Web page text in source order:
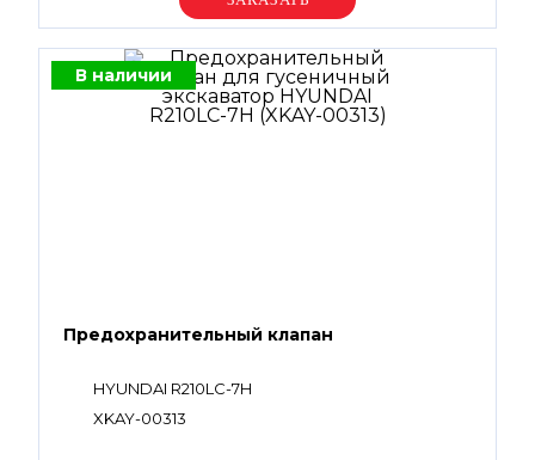
В наличии
Предохранительный клапан
HYUNDAI R210LC-7H
XKAY-00313